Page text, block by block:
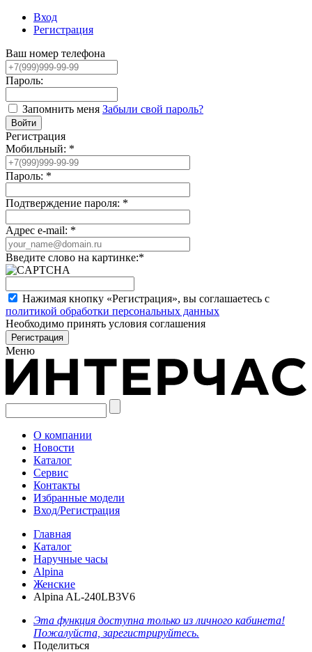
Вход
Регистрация
Ваш номер телефона
Пароль:
Запомнить меня Забыли свой пароль?
Регистрация
Мобильный: *
Пароль: *
Подтверждение пароля: *
Адрес e-mail: *
Введите слово на картинке:*
Нажимая кнопку «Регистрация», вы соглашаетесь с
политикой обработки персональных данных
Необходимо принять условия соглашения
Меню
О компании
Новости
Каталог
Сервис
Контакты
Избранные модели
Вход/Регистрация
Главная
Каталог
Наручные часы
Alpina
Женские
Alpina AL-240LB3V6
Эта функция доступна только из личного кабинета!
Пожалуйста, зарегистрируйтесь.
Поделиться